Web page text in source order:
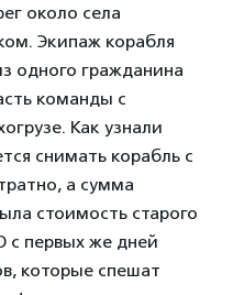
около села
Экипаж корабля
одного гражданина
команды с
Как узнали
снимать корабль с
а сумма
стоимость старого
с первых же дней
которые спешат